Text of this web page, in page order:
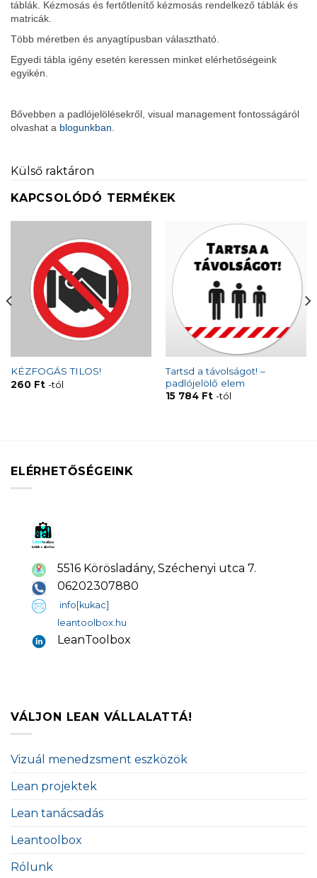
táblák. Kézmosás és fertőtlenítő kézmosás rendelkező táblák és
matricák.
Több méretben és anyagtípusban választható.
Egyedi tábla igény esetén keressen minket elérhetőségeink
egyikén.
Bővebben a padlójelölésekről, visual management fontosságáról
olvashat a blogunkban.
Külső raktáron
KAPCSOLÓDÓ TERMÉKEK
KÉZFOGÁS TILOS!
260 Ft-tól
Tartsd a távolságot! –
padlójelölő elem
15 784 Ft-tól
ELÉRHETŐSÉGEINK
5516 Körösladány, Széchenyi utca 7.
06202307880
info[kukac]
leantoolbox.hu
LeanToolbox
VÁLJON LEAN VÁLLALATTÁ!
Vizuál menedzsment eszközök
Lean projektek
Lean tanácsadás
Leantoolbox
Rólunk